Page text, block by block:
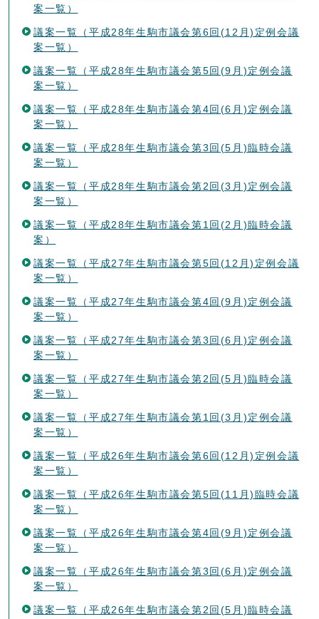
案一覧）
議案一覧（平成28年生駒市議会第6回(12月)定例会議
案一覧）
議案一覧（平成28年生駒市議会第5回(9月)定例会議
案一覧）
議案一覧（平成28年生駒市議会第4回(6月)定例会議
案一覧）
議案一覧（平成28年生駒市議会第3回(5月)臨時会議
案一覧）
議案一覧（平成28年生駒市議会第2回(3月)定例会議
案一覧）
議案一覧（平成28年生駒市議会第1回(2月)臨時会議
案）
議案一覧（平成27年生駒市議会第5回(12月)定例会議
案一覧）
議案一覧（平成27年生駒市議会第4回(9月)定例会議
案一覧）
議案一覧（平成27年生駒市議会第3回(6月)定例会議
案一覧）
議案一覧（平成27年生駒市議会第2回(5月)臨時会議
案一覧）
議案一覧（平成27年生駒市議会第1回(3月)定例会議
案一覧）
議案一覧（平成26年生駒市議会第6回(12月)定例会議
案一覧）
議案一覧（平成26年生駒市議会第5回(11月)臨時会議
案一覧）
議案一覧（平成26年生駒市議会第4回(9月)定例会議
案一覧）
議案一覧（平成26年生駒市議会第3回(6月)定例会議
案一覧）
議案一覧（平成26年生駒市議会第2回(5月)臨時会議